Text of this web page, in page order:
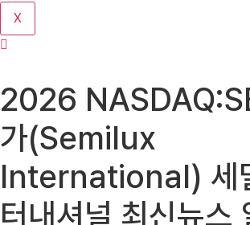
기
X
2026
가(Semilux
International) 세
터내셔널 최신뉴스